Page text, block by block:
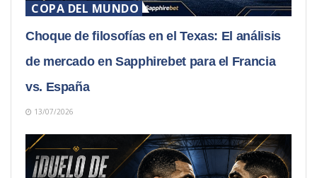
COPA DEL MUNDO
Choque de filosofías en el Texas: El análisis
de mercado en Sapphirebet para el Francia
vs. España
13/07/2026